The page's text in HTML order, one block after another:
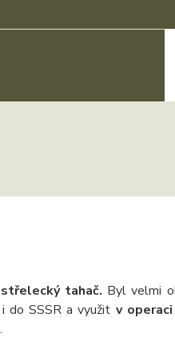
tahač. Byl velmi
do SSSR a využit v